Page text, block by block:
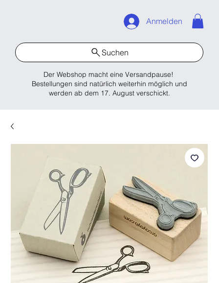
Der Webshop macht eine Versandpause!
Bestellungen sind natürlich weiterhin möglich und
werden ab dem 17. August verschickt.
Suchen
Anmelden